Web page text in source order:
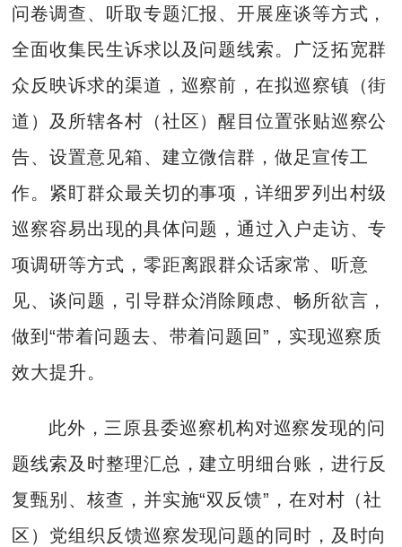
问卷调查、听取专题汇报、开展座谈等方式，
全面收集民生诉求以及问题线索。广泛拓宽群
众反映诉求的渠道，巡察前，在拟巡察镇（街
道）及所辖各村（社区）醒目位置张贴巡察公
告、设置意见箱、建立微信群，做足宣传工
作。紧盯群众最关切的事项，详细罗列出村级
巡察容易出现的具体问题，通过入户走访、专
项调研等方式，零距离跟群众话家常、听意
见、谈问题，引导群众消除顾虑、畅所欲言，
做到“带着问题去、带着问题回”，实现巡察质
效大提升。
此外，三原县委巡察机构对巡察发现的问
题线索及时整理汇总，建立明细台账，进行反
复甄别、核查，并实施“双反馈”，在对村（社
区）党组织反馈巡察发现问题的同时，及时向